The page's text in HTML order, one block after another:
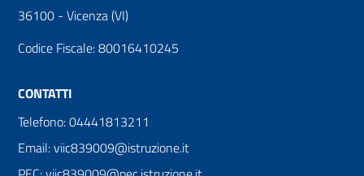
36100 - Vicenza (VI)
Codice Fiscale: 80016410245
CONTATTI
Telefono: 04441813211
Email: viic839009@istruzione.it